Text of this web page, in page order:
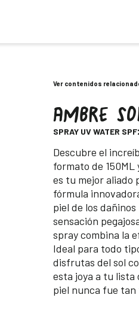
Ver contenidos
AMBRE
SPRAY UV WATER
Descripción
Descubre el
formato de
es tu mejor aliado
fórmula
piel de los
sensación
spray combina la
Ideal para todo
disfrutas del sol
esta joya a tu
piel nunca fue